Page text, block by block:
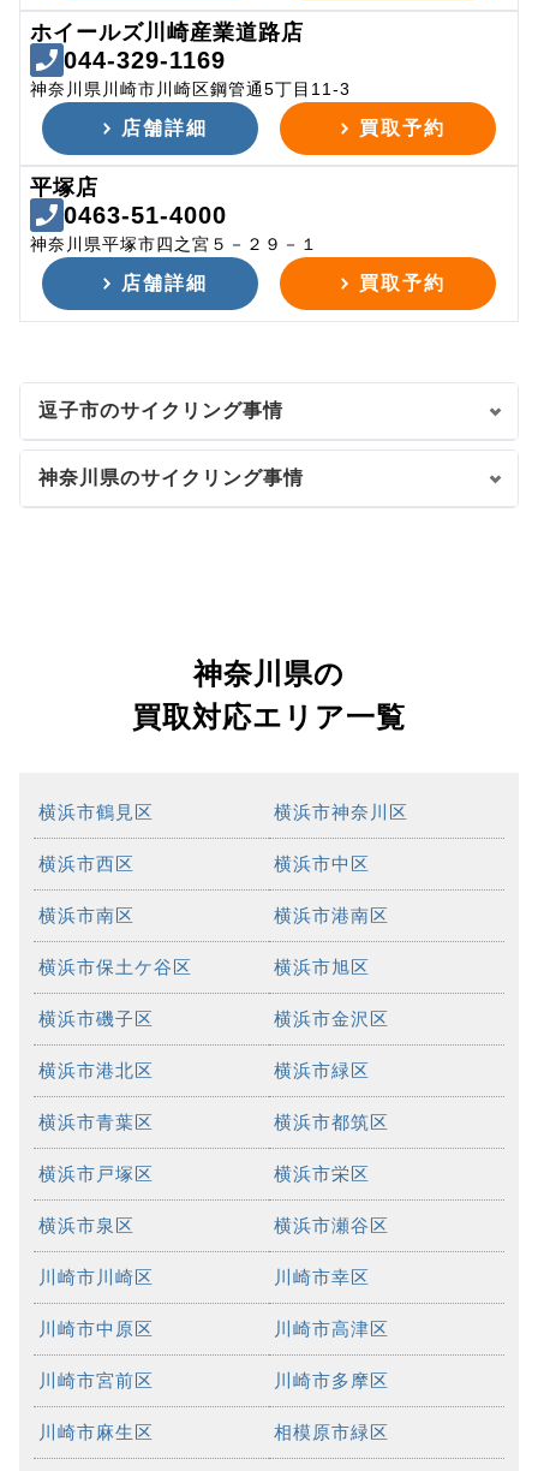
ホイールズ川崎産業道路店
044-329-1169
神奈川県川崎市川崎区鋼管通5丁目11-3
店舗詳細 買取予約
平塚店
0463-51-4000
神奈川県平塚市四之宮５－２９－１
店舗詳細 買取予約
逗子市のサイクリング事情
神奈川県のサイクリング事情
神奈川県の
買取対応エリア一覧
横浜市鶴見区 横浜市神奈川区
横浜市西区 横浜市中区
横浜市南区 横浜市港南区
横浜市保土ケ谷区 横浜市旭区
横浜市磯子区 横浜市金沢区
横浜市港北区 横浜市緑区
横浜市青葉区 横浜市都筑区
横浜市戸塚区 横浜市栄区
横浜市泉区 横浜市瀬谷区
川崎市川崎区 川崎市幸区
川崎市中原区 川崎市高津区
川崎市宮前区 川崎市多摩区
川崎市麻生区 相模原市緑区